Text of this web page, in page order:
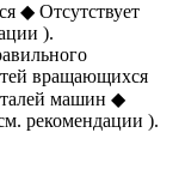
◆ Отсутствует
).
вращающихся
машин ◆
рекомендации ).